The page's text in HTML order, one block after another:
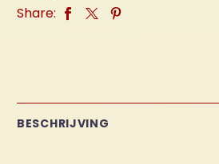
Share:
BESCHRIJVING